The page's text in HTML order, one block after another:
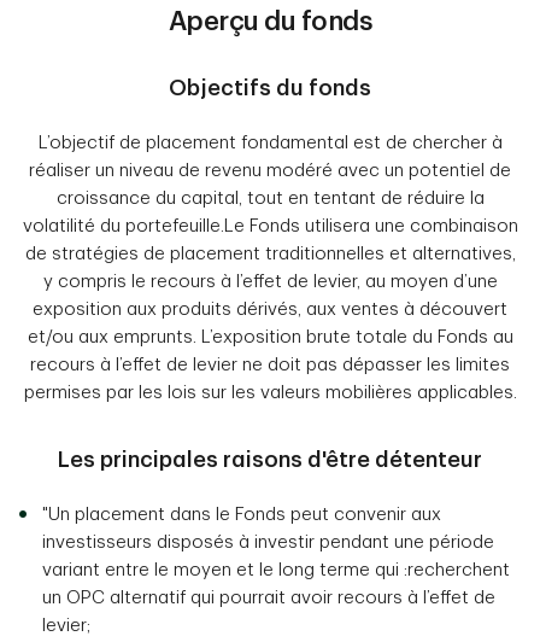
Aperçu du fonds
Objectifs du fonds
L’objectif de placement fondamental est de chercher à
réaliser un niveau de revenu modéré avec un potentiel de
croissance du capital, tout en tentant de réduire la
volatilité du portefeuille.Le Fonds utilisera une combinaison
de stratégies de placement traditionnelles et alternatives,
y compris le recours à l’effet de levier, au moyen d’une
exposition aux produits dérivés, aux ventes à découvert
et/ou aux emprunts. L’exposition brute totale du Fonds au
recours à l’effet de levier ne doit pas dépasser les limites
permises par les lois sur les valeurs mobilières applicables.
Les principales raisons d'être détenteur
"Un placement dans le Fonds peut convenir aux
investisseurs disposés à investir pendant une période
variant entre le moyen et le long terme qui :recherchent
un OPC alternatif qui pourrait avoir recours à l’effet de
levier;